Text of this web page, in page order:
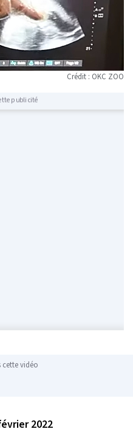
Crédit : OKC ZOO
publicité
cette vidéo
2022